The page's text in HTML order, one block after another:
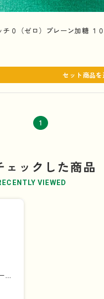
チ０（ゼロ）プレーン加糖 １
セット商品を
1
ェックした商品
VIEWED
ト